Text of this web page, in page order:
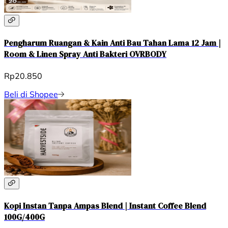
Pengharum Ruangan & Kain Anti Bau Tahan Lama 12 Jam |
Room & Linen Spray Anti Bakteri OVRBODY
Rp20.850
Beli di Shopee
Kopi Instan Tanpa Ampas Blend | Instant Coffee Blend
100G/400G